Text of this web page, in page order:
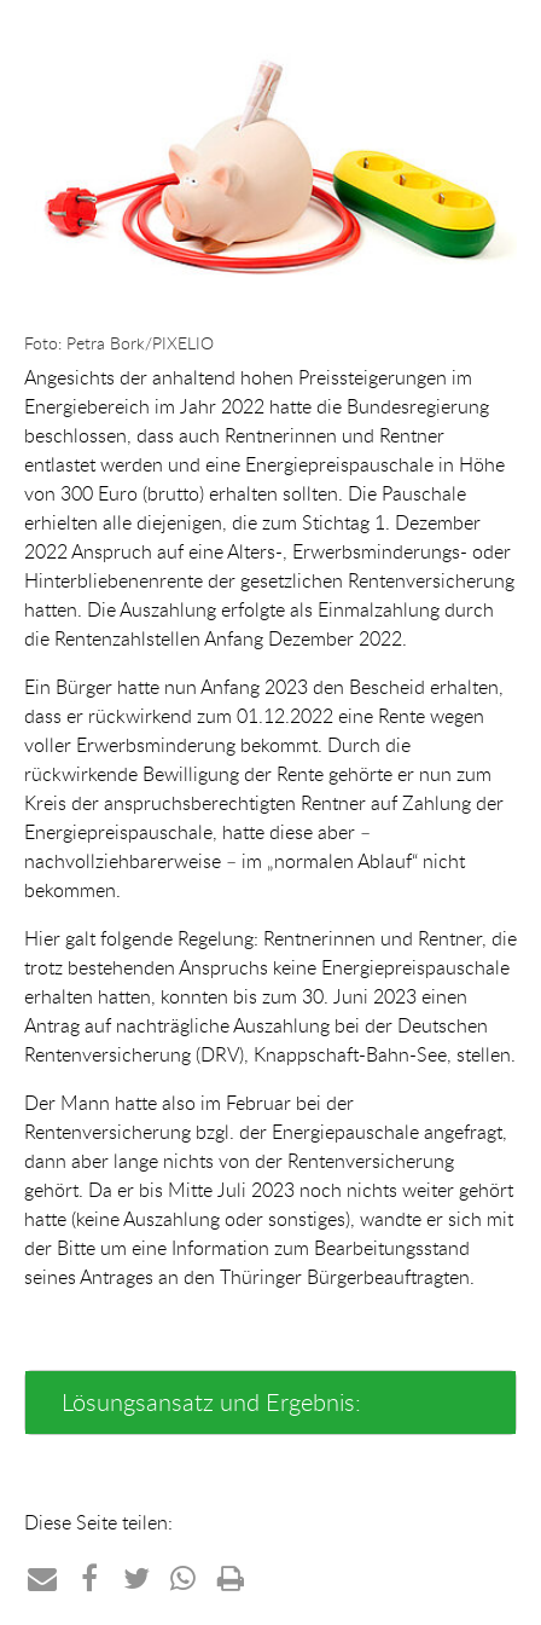
Foto: Petra Bork/PIXELIO
Angesichts der anhaltend hohen Preissteigerungen im
Energiebereich im Jahr 2022 hatte die Bundesregierung
beschlossen, dass auch Rentnerinnen und Rentner
entlastet werden und eine Energiepreispauschale in Höhe
von 300 Euro (brutto) erhalten sollten. Die Pauschale
erhielten alle diejenigen, die zum Stichtag 1. Dezember
2022 Anspruch auf eine Alters-, Erwerbsminderungs- oder
Hinterbliebenenrente der gesetzlichen Rentenversicherung
hatten. Die Auszahlung erfolgte als Einmalzahlung durch
die Rentenzahlstellen Anfang Dezember 2022.
Ein Bürger hatte nun Anfang 2023 den Bescheid erhalten,
dass er rückwirkend zum 01.12.2022 eine Rente wegen
voller Erwerbsminderung bekommt. Durch die
rückwirkende Bewilligung der Rente gehörte er nun zum
Kreis der anspruchsberechtigten Rentner auf Zahlung der
Energiepreispauschale, hatte diese aber –
nachvollziehbarerweise – im „normalen Ablauf“ nicht
bekommen.
Hier galt folgende Regelung: Rentnerinnen und Rentner, die
trotz bestehenden Anspruchs keine Energiepreispauschale
erhalten hatten, konnten bis zum 30. Juni 2023 einen
Antrag auf nachträgliche Auszahlung bei der Deutschen
Rentenversicherung (DRV), Knappschaft-Bahn-See, stellen.
Der Mann hatte also im Februar bei der
Rentenversicherung bzgl. der Energiepauschale angefragt,
dann aber lange nichts von der Rentenversicherung
gehört. Da er bis Mitte Juli 2023 noch nichts weiter gehört
hatte (keine Auszahlung oder sonstiges), wandte er sich mit
der Bitte um eine Information zum Bearbeitungsstand
seines Antrages an den Thüringer Bürgerbeauftragten.
Lösungsansatz und Ergebnis:
Diese Seite teilen: